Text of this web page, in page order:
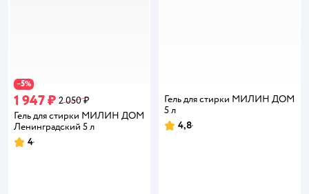
−5%
1 947 ₽ 2 050 ₽
Гель для стирки МИЛИН ДОМ
Ленинградский 5 л
Рейтинг:
4
Гель для стирки МИЛИН ДОМ
5 л
Рейтинг:
4,8